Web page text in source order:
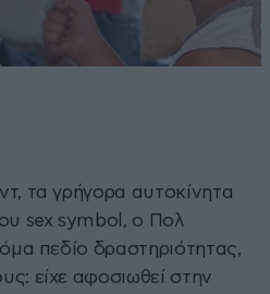
τα γρήγορα αυτοκίνητα
sex symbol, ο Πολ
πεδίο δραστηριότητας,
είχε αφοσιωθεί στην